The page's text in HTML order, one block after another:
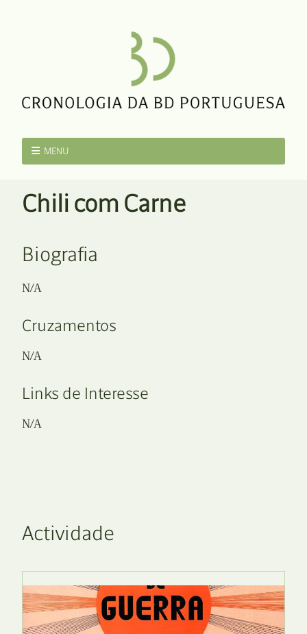
MENU
Chili com Carne
Biografia
N/A
Cruzamentos
N/A
Links de Interesse
N/A
Actividade